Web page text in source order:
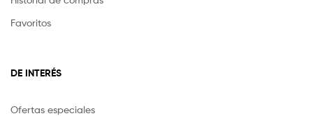
Favoritos
DE INTERÉS
Ofertas especiales